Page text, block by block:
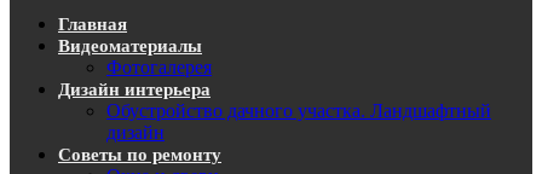
Главная
Видеоматериалы
Фотогалерея
Дизайн интерьера
Обустройство дачного участка. Ландшафтный
дизайн
Советы по ремонту